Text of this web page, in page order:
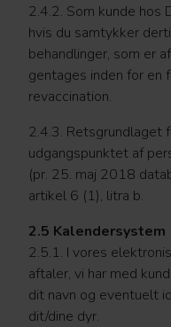
2.4.2. Som kunde hos
hvis du samtykker
behandlinger, som er
gentages inden for en
revaccination.
2.4.3. Retsgrundlaget
udgangspunktet af
(pr. 25. maj 2018
artikel 6 (1), litra b.
2.5 Kalendersystem
2.5.1. I vores
aftaler, vi har med
dit navn og eventuelt
dit/dine dyr.